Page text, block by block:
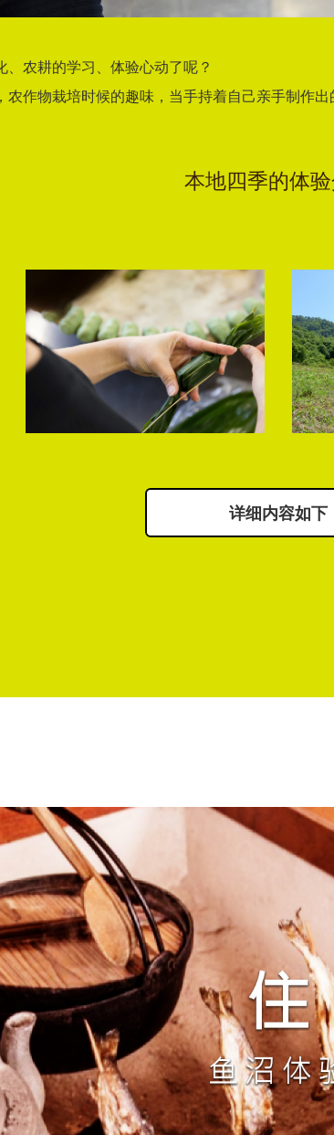
农耕的学习、体验心动了呢？
作物栽培时候的趣味，当手持着自己亲手制作
本地四季的体
详细内容如下